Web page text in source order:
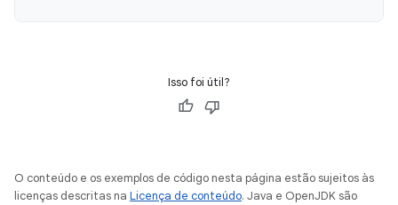
Isso foi útil?
O conteúdo e os exemplos de código nesta página estão sujeitos às
licenças descritas na Licença de conteúdo. Java e OpenJDK são